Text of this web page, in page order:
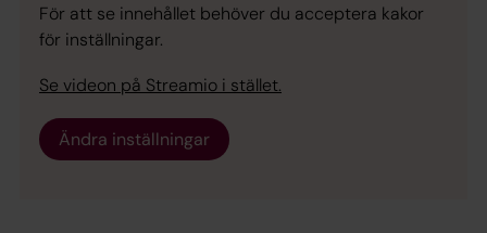
För att se innehållet behöver du acceptera kakor
för inställningar.
Se videon på Streamio i stället.
Ändra inställningar